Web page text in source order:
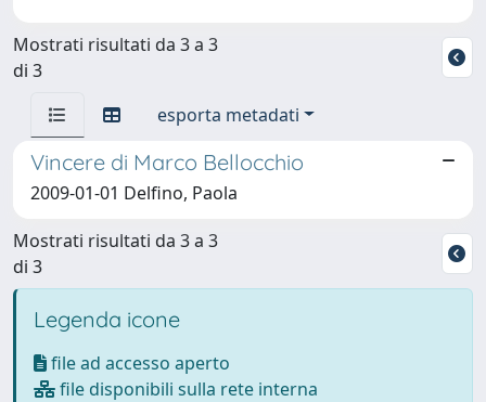
Mostrati risultati da 3 a 3
di 3
esporta metadati
Vincere di Marco Bellocchio
2009-01-01 Delfino, Paola
Mostrati risultati da 3 a 3
di 3
Legenda icone
file ad accesso aperto
file disponibili sulla rete interna